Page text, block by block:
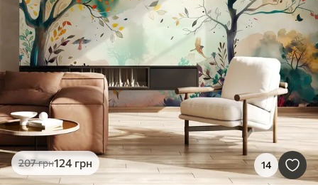
207грн124 грн 14